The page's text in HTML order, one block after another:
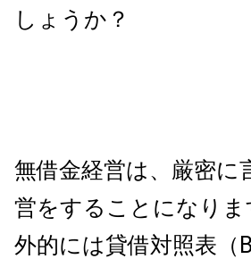
しょうか？
無借金経営は、厳密
営をすることになり
外的には貸借対照表（